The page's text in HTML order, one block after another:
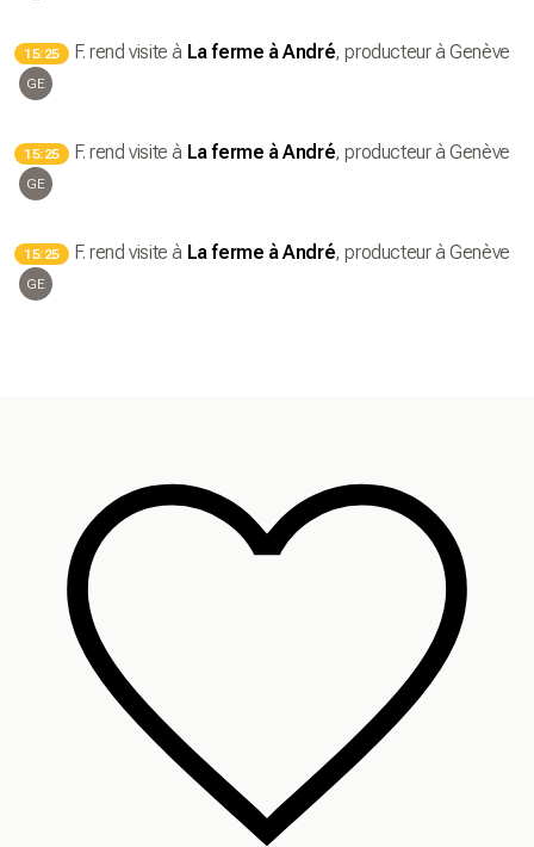
15:25 F. rend visite à La ferme à André, producteur à Genève
GE
15:25 F. rend visite à La ferme à André, producteur à Genève
GE
15:25 F. rend visite à La ferme à André, producteur à Genève
GE